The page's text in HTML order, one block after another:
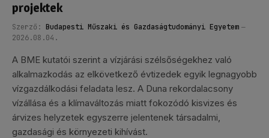
projektek
Szerző: Budapesti Műszaki és Gazdaságtudományi Egyetem
2026.08.04.
A BME kutatói szerint a vízjárási szélsőségekhez való
alkalmazkodás az elkövetkező évtizedek egyik legnagyobb
vízgazdálkodási feladata lesz. A Duna rekordalacsony
vízállása és a klímaváltozás miatt fokozódó kisvizes és
árvizes helyzetek egyszerre jelentenek társadalmi,
gazdasági és környezeti kihívást.